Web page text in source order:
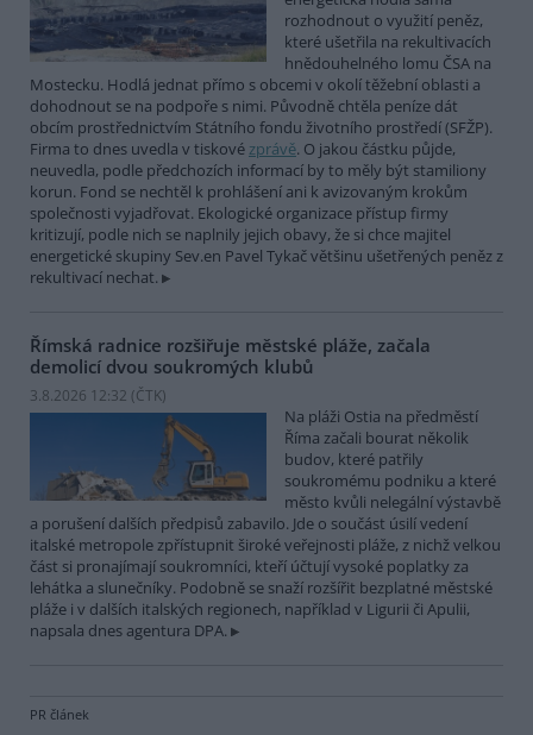
rozhodnout o využití peněz,
které ušetřila na rekultivacích
hnědouhelného lomu ČSA na
Mostecku. Hodlá jednat přímo s obcemi v okolí těžební oblasti a
dohodnout se na podpoře s nimi. Původně chtěla peníze dát
obcím prostřednictvím Státního fondu životního prostředí (SFŽP).
Firma to dnes uvedla v tiskovézprávě. O jakou částku půjde,
neuvedla, podle předchozích informací by to měly být stamiliony
korun. Fond se nechtěl k prohlášení ani k avizovaným krokům
společnosti vyjadřovat. Ekologické organizace přístup firmy
kritizují, podle nich se naplnily jejich obavy, že si chce majitel
energetické skupiny Sev.en Pavel Tykač většinu ušetřených peněz z
rekultivací nechat.
Římská radnice rozšiřuje městské pláže, začala
demolicí dvou soukromých klubů
3.8.2026 12:32 (ČTK)
Na pláži Ostia na předměstí
Říma začali bourat několik
budov, které patřily
soukromému podniku a které
město kvůli nelegální výstavbě
a porušení dalších předpisů zabavilo. Jde o součást úsilí vedení
italské metropole zpřístupnit široké veřejnosti pláže, z nichž velkou
část si pronajímají soukromníci, kteří účtují vysoké poplatky za
lehátka a slunečníky. Podobně se snaží rozšířit bezplatné městské
pláže i v dalších italských regionech, například v Ligurii či Apulii,
napsala dnes agentura DPA.
PR článek